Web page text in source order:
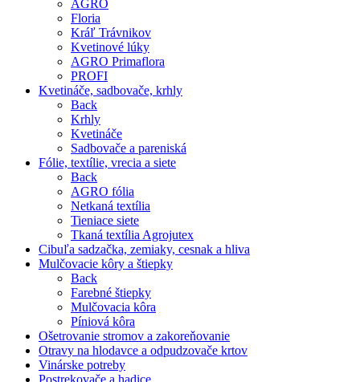
AGRO
Floria
Kráľ Trávnikov
Kvetinové lúky
AGRO Primaflora
PROFI
Kvetináče, sadbovače, krhly
Back
Krhly
Kvetináče
Sadbovače a pareniská
Fólie, textílie, vrecia a siete
Back
AGRO fólia
Netkaná textília
Tieniace siete
Tkaná textília Agrojutex
Cibuľa sadzačka, zemiaky, cesnak a hliva
Mulčovacie kôry a štiepky
Back
Farebné štiepky
Mulčovacia kôra
Píniová kôra
Ošetrovanie stromov a zakoreňovanie
Otravy na hlodavce a odpudzovače krtov
Vinárske potreby